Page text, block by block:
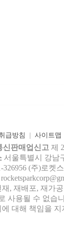
급방침 사이트맵
신판매업신고 제
서울특별시 강남
326956 (주)로켓
, 재배포, 재가
사용될 수 없습
대해 책임을 지